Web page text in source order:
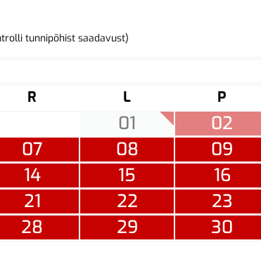
tunnipõhist saadavust)
R L P
01
02
07 08
09
14 15
16
21 22
23
28 29
30